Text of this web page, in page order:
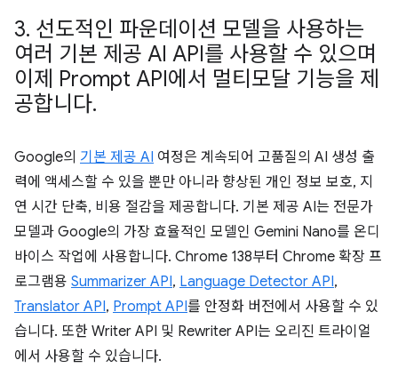
3. 선도적인 파운데이션 모델을 사용하는
여러 기본 제공 AI API를 사용할 수 있으며
이제 Prompt API에서 멀티모달 기능을 제
공합니다.
Google의 기본 제공 AI 여정은 계속되어 고품질의 AI 생성 출
력에 액세스할 수 있을 뿐만 아니라 향상된 개인 정보 보호, 지
연 시간 단축, 비용 절감을 제공합니다. 기본 제공 AI는 전문가
모델과 Google의 가장 효율적인 모델인 Gemini Nano를 온디
바이스 작업에 사용합니다. Chrome 138부터 Chrome 확장 프
로그램용 Summarizer API, Language Detector API,
Translator API, Prompt API를 안정화 버전에서 사용할 수 있
습니다. 또한 Writer API 및 Rewriter API는 오리진 트라이얼
에서 사용할 수 있습니다.